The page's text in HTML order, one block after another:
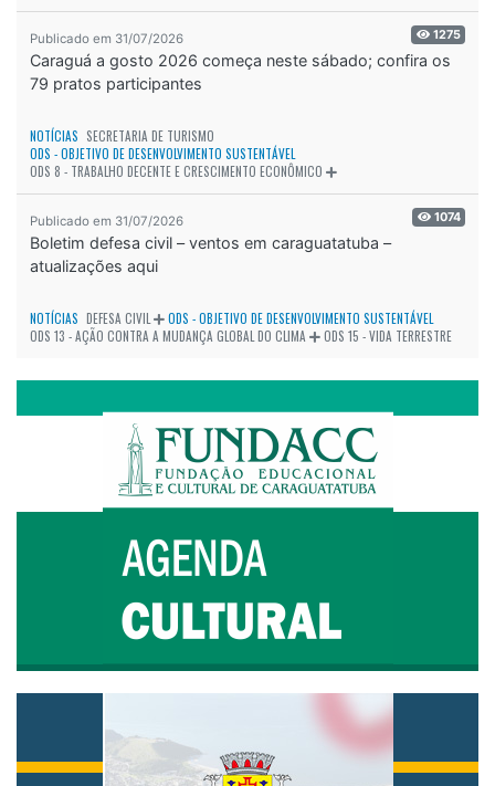
Publicado em 31/07/2026 1275
Caraguá a gosto 2026 começa neste sábado; confira os
79 pratos participantes
NOTÍCIAS SECRETARIA DE TURISMO
ODS - OBJETIVO DE DESENVOLVIMENTO SUSTENTÁVEL
ODS 8 - TRABALHO DECENTE E CRESCIMENTO ECONÔMICO
Publicado em 31/07/2026 1074
Boletim defesa civil – ventos em caraguatatuba –
atualizações aqui
NOTÍCIAS DEFESA CIVIL
ODS - OBJETIVO DE DESENVOLVIMENTO SUSTENTÁVEL
ODS 13 - AÇÃO CONTRA A MUDANÇA GLOBAL DO CLIMA
ODS 15 - VIDA TERRESTRE